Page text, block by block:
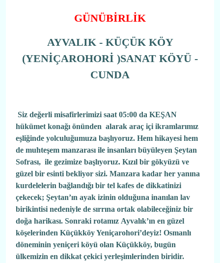
GÜNÜBİRLİK
AYVALIK - KÜÇÜK KÖY
(YENİÇAROHORİ )SANAT KÖYÜ -
CUNDA
Siz değerli misafirlerimizi saat 05:00 da KEŞAN
hükümet konağı önünden alarak araç içi ikramlarımız
eşliğinde yolculuğumuza başlıyoruz. Hem hikayesi hem
de muhteşem manzarası ile insanları büyüleyen Şeytan
Sofrası, ile gezimize başlıyoruz. Kızıl bir gökyüzü ve
güzel bir esinti bekliyor sizi. Manzara kadar her yanına
kurdelelerin bağlandığı bir tel kafes de dikkatinizi
çekecek; Şeytan’ın ayak izinin olduğuna inanılan lav
birikintisi nedeniyle de sırrına ortak olabileceğiniz bir
doğa harikası. Sonraki rotamız Ayvalık’ın en güzel
köşelerinden Küçükköy Yeniçarohori’deyiz! Osmanlı
döneminin yeniçeri köyü olan Küçükköy, bugün
ülkemizin en dikkat çekici yerleşimlerinden biridir.